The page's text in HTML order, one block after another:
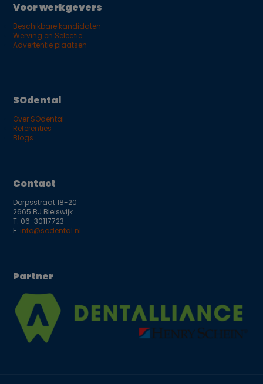
Voor werkgevers
Beschikbare kandidaten
Werving en Selectie
Advertentie plaatsen
SOdental
Over SOdental
Referenties
Blogs
Contact
Dorpsstraat 18-20
2665 BJ Bleiswijk
T. 06-30117723
E. info@sodental.nl
Partner